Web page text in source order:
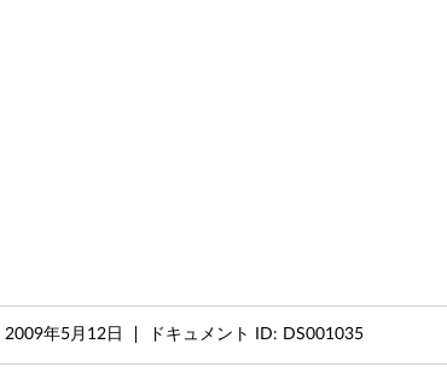
2009年5月12日 ドキュメント ID: DS001035